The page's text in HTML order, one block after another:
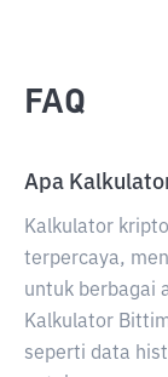
FAQ
Apa
Kalkulator
terpercaya,
untuk berbagai
Kalkulator
seperti data